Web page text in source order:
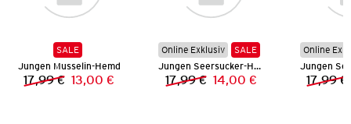
SALE
Jungen Musselin-Hemd
Vorheriger Preis:
17,99 € Neuer Preis:
13,00 €
Online Exklusiv
SALE
Jungen Seersucker-Hemd
Vorheriger Preis:
17,99 € Neuer Preis:
14,00 €
Online
17,99 €